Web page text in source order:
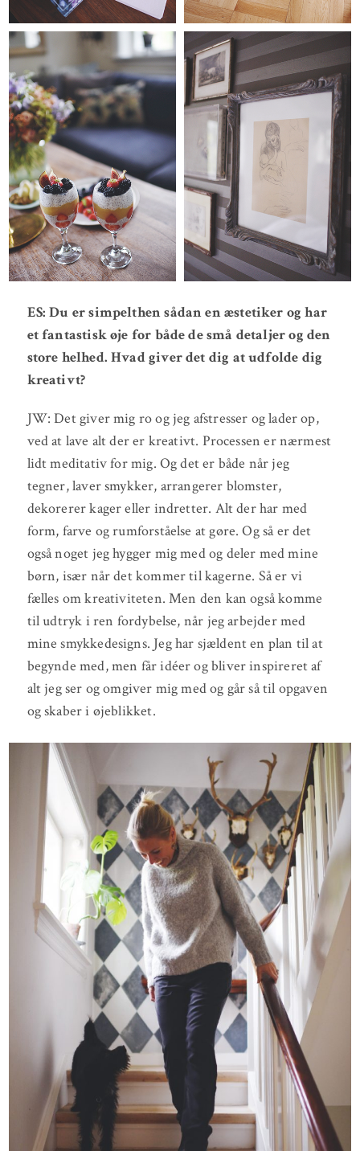
ES: Du er simpelthen sådan en æstetiker og har
et fantastisk øje for både de små detaljer og den
store helhed. Hvad giver det dig at udfolde dig
kreativt?
JW: Det giver mig ro og jeg afstresser og lader op,
ved at lave alt der er kreativt. Processen er nærmest
lidt meditativ for mig. Og det er både når jeg
tegner, laver smykker, arrangerer blomster,
dekorerer kager eller indretter. Alt der har med
form, farve og rumforståelse at gøre. Og så er det
også noget jeg hygger mig med og deler med mine
børn, især når det kommer til kagerne. Så er vi
fælles om kreativiteten. Men den kan også komme
til udtryk i ren fordybelse, når jeg arbejder med
mine smykkedesigns. Jeg har sjældent en plan til at
begynde med, men får idéer og bliver inspireret af
alt jeg ser og omgiver mig med og går så til opgaven
og skaber i øjeblikket.